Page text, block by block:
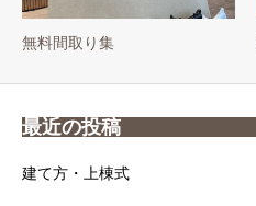
無料間取り集
最近の投稿
建て方・上棟式